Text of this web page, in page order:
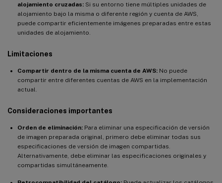
alojamiento cruzadas: Si su entorno tiene múltiples unidades de
alojamiento bajo la misma o diferente región y cuenta de AWS,
puede compartir eficientemente imágenes preparadas entre estas
unidades de alojamiento.
Limitaciones
Compartir dentro de la misma cuenta de AWS: No puede
compartir entre diferentes cuentas de AWS en la implementación
actual.
Consideraciones importantes
Orden de eliminación: Para eliminar una especificación de versión
de imagen preparada original, primero debe eliminar todas sus
especificaciones de versión de imagen compartidas.
Alternativamente, debe eliminar las especificaciones originales y
compartidas simultáneamente.